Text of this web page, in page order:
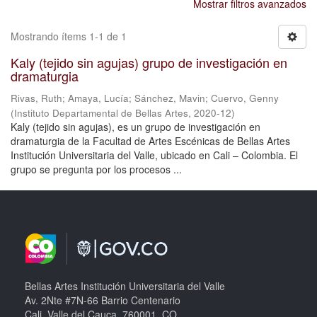
Mostrar filtros avanzados
Mostrando ítems 1-1 de 1
Kaly (tejido sin agujas) grupo de investigación en
dramaturgia
Rivas, Ruth; Amaya, Lucía; Sánchez, Mavin; Cuervo, Genny
(Instituto Departamental de Bellas Artes, 2020-12)
Kaly (tejido sin agujas), es un grupo de investigación en
dramaturgia de la Facultad de Artes Escénicas de Bellas Artes
Institución Universitaria del Valle, ubicado en Cali – Colombia. El
grupo se pregunta por los procesos ...
Bellas Artes Institución Universitaria del Valle
Av. 2Nte #7N-66 Barrio Centenario
Cali, Valle del Cauca, 760001, CO